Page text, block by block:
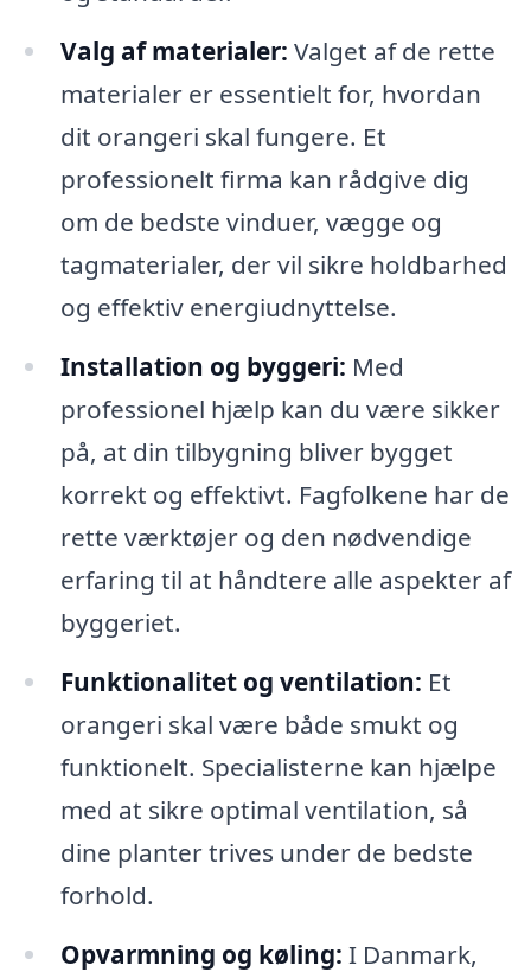
Valg af materialer: Valget af de rette
materialer er essentielt for, hvordan
dit orangeri skal fungere. Et
professionelt firma kan rådgive dig
om de bedste vinduer, vægge og
tagmaterialer, der vil sikre holdbarhed
og effektiv energiudnyttelse.
Installation og byggeri: Med
professionel hjælp kan du være sikker
på, at din tilbygning bliver bygget
korrekt og effektivt. Fagfolkene har de
rette værktøjer og den nødvendige
erfaring til at håndtere alle aspekter af
byggeriet.
Funktionalitet og ventilation: Et
orangeri skal være både smukt og
funktionelt. Specialisterne kan hjælpe
med at sikre optimal ventilation, så
dine planter trives under de bedste
forhold.
Opvarmning og køling: I Danmark,